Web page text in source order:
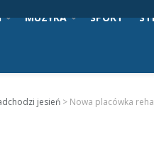
MUZYKA SPORT
jesień > Nowa placówka